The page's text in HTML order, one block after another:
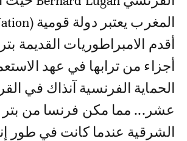
أقدم الامبراطوريات القديمة
أجزاء من ترابها في عهد
الحماية الفرنسية آنذاك في
عشر... مما مكن فرنسا من بتر
الشرقية عندما كانت في طور